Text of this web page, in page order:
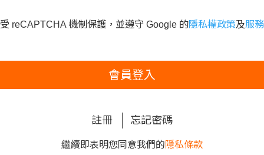
reCAPTCHA 機制保護，並遵守 Google 的隱私權政策及服
會員登入
註冊 忘記密碼
繼續即表明您同意我們的隱私條款